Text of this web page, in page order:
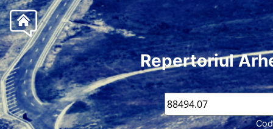
Repertoriul
Cod